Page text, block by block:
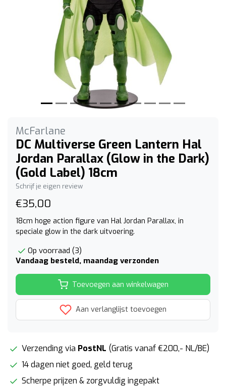
McFarlane
DC Multiverse Green Lantern Hal
Jordan Parallax (Glow in the Dark)
(Gold Label) 18cm
Schrijf je eigen review
€35,00
18cm hoge action figure van Hal Jordan Parallax, in
speciale glow in the dark uitvoering.
Op voorraad (3)
Vandaag besteld, maandag verzonden
Toevoegen aan winkelwagen
Aan verlanglijst toevoegen
Verzending via PostNL (Gratis vanaf €200,- NL/BE)
14 dagen niet goed, geld terug
Scherpe prijzen & zorgvuldig ingepakt